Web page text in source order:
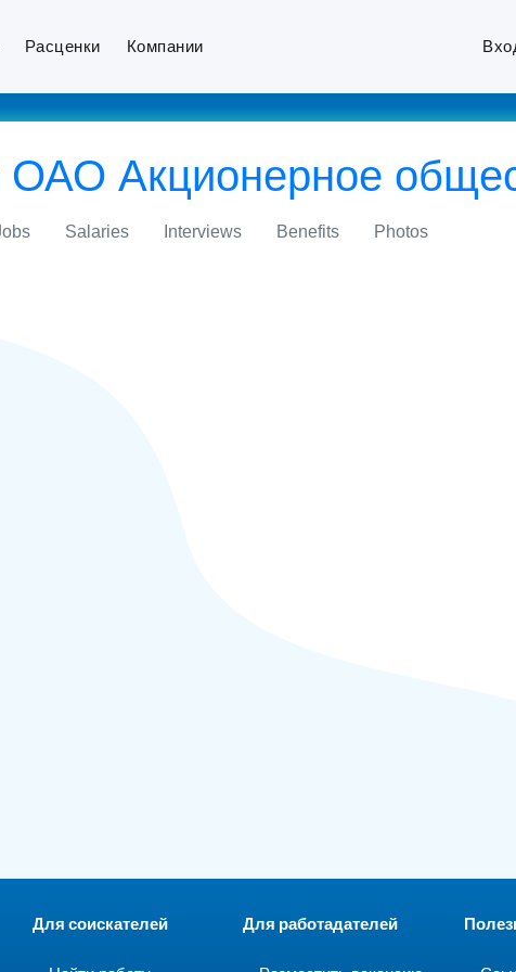
Расценки Компании
ОАО Акционерное
Salaries Interviews Benefits Photos
Для соискателей Для работадателей